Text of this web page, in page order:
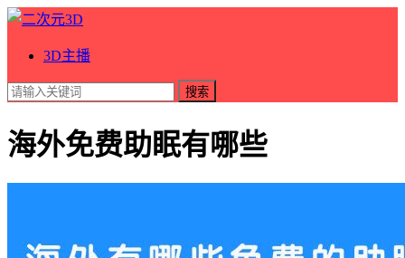
3D主播
搜索
海外免费助眠有哪些